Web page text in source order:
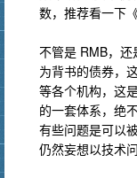
数，推荐看一下
不管是 RMB，
为背书的债券，
等各个机构，这
的一套体系，绝
有些问题是可以
仍然妄想以技术